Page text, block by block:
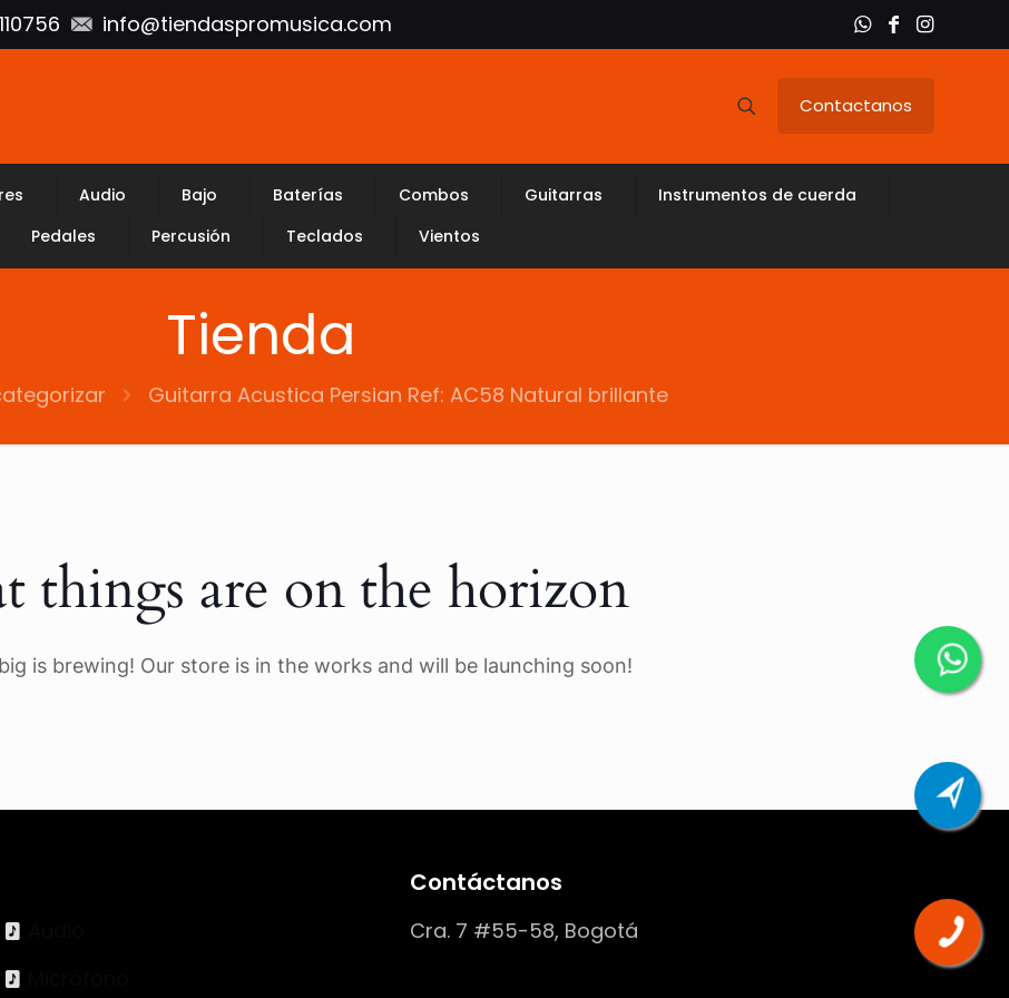
info@tiendaspromusica.com
Contactanos
Audio Bajo Baterías Combos Guitarras
Instrumentos de cuerda
Pedales
Percusión Teclados Vientos
Tienda
Guitarra Acustica Persian Ref: AC58 Natural brillante
things are on the horizon
is brewing! Our store is in the works and will be launching soon!
Contáctanos
Cra. 7 #55-58, Bogotá